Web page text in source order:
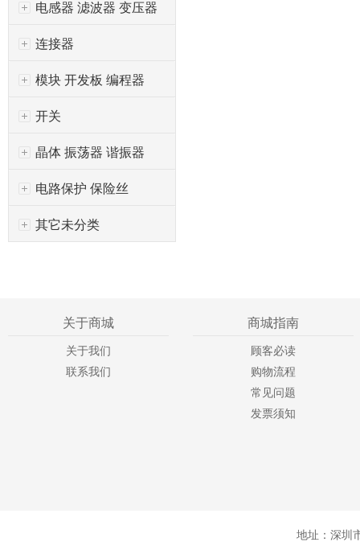
电感器 滤波器 变压器
连接器
模块 开发板 编程器
开关
晶体 振荡器 谐振器
电路保护 保险丝
其它未分类
关于商城
关于我们
联系我们
商城指南
顾客必读
购物流程
常见问题
发票须知
地址：深圳